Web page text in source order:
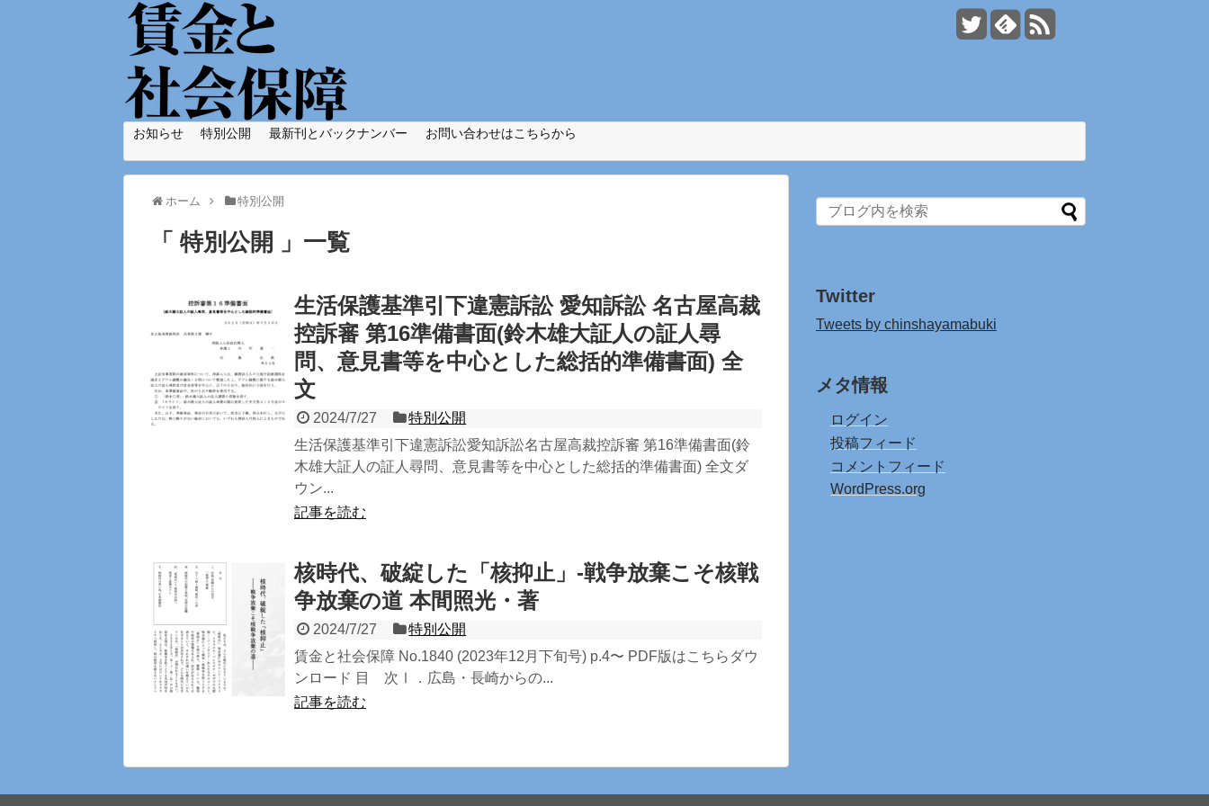
賃金と社会保障
お知らせ 特別公開 最新刊とバックナンバー お問い合わせはこちらから
ホーム 特別公開
「 特別公開 」一覧
生活保護基準引下違憲訴訟 愛知訴訟 名古屋高裁
控訴審 第16準備書面(鈴木雄大証人の証人尋
問、意見書等を中心とした総括的準備書面) 全
文
2024/7/27
特別公開
生活保護基準引下違憲訴訟愛知訴訟名古屋高裁控訴審 第16準備書面(鈴
木雄大証人の証人尋問、意見書等を中心とした総括的準備書面) 全文ダ
ウン...
記事を読む
核時代、破綻した「核抑止」-戦争放棄こそ核戦
争放棄の道 本間照光・著
2024/7/27
特別公開
賃金と社会保障 No.1840 (2023年12月下旬号) p.4〜 PDF版はこちらダウ
ンロード 目 次Ⅰ．広島・長崎からの...
記事を読む
Twitter
Tweets by chinshayamabuki
メタ情報
ログイン
投稿フィード
コメントフィード
WordPress.org